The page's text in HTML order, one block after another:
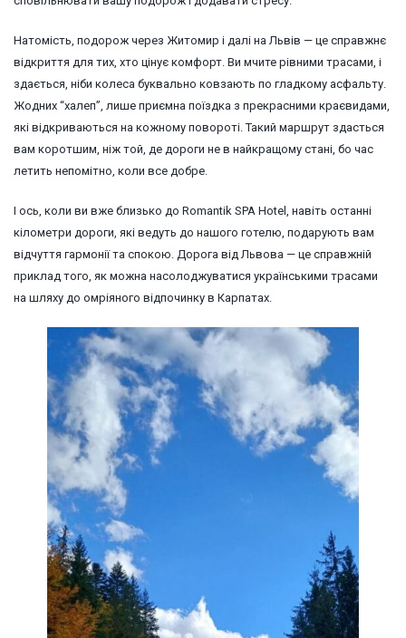
Натомість, подорож через Житомир і далі на Львів — це справжнє
відкриття для тих, хто цінує комфорт. Ви мчите рівними трасами, і
здається, ніби колеса буквально ковзають по гладкому асфальту.
Жодних “халеп”, лише приємна поїздка з прекрасними краєвидами,
які відкриваються на кожному повороті. Такий маршрут здасться
вам коротшим, ніж той, де дороги не в найкращому стані, бо час
летить непомітно, коли все добре.
І ось, коли ви вже близько до Romantik SPA Hotel, навіть останні
кілометри дороги, які ведуть до нашого готелю, подарують вам
відчуття гармонії та спокою. Дорога від Львова — це справжній
приклад того, як можна насолоджуватися українськими трасами
на шляху до омріяного відпочинку в Карпатах.